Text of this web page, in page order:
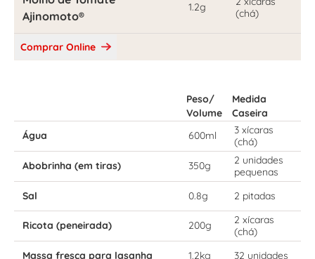
Ajinomoto®
1.2g
(chá)
Comprar Online
Peso/
Volume
Medida
Caseira
Água
600ml
3 xícaras
(chá)
Abobrinha (em tiras)
350g
2 unidades
pequenas
Sal
0.8g 2 pitadas
Ricota (peneirada) 200g
2 xícaras
(chá)
Massa fresca para lasanha
1.2kg 32 unidades